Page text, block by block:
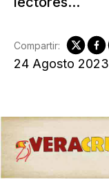
24 Agosto 2023
Compartir: